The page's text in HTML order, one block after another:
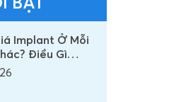
Implant Ở Mỗi
Điều Gì
Định Chi
Răng